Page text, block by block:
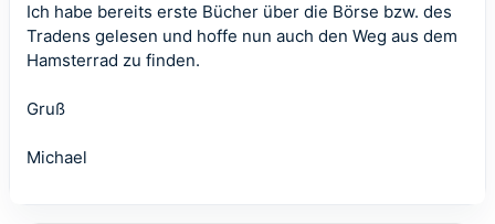
Ich habe bereits erste Bücher über die Börse bzw. des
Tradens gelesen und hoffe nun auch den Weg aus dem
Hamsterrad zu finden.
Gruß
Michael